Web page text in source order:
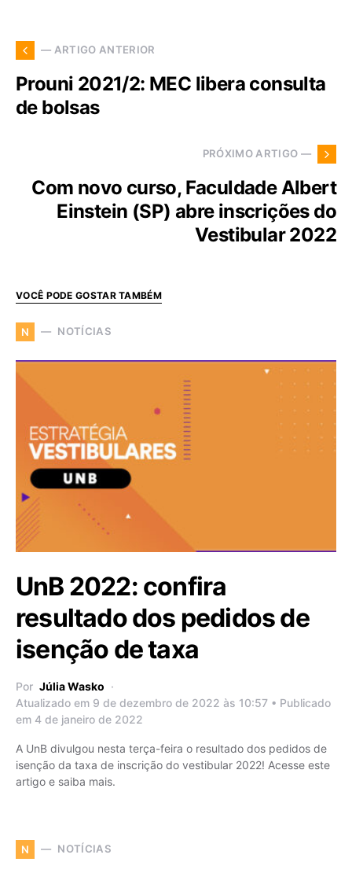
— ARTIGO ANTERIOR
Prouni 2021/2: MEC libera consulta
de bolsas
PRÓXIMO ARTIGO —
Com novo curso, Faculdade Albert
Einstein (SP) abre inscrições do
Vestibular 2022
VOCÊ PODE GOSTAR TAMBÉM
N NOTÍCIAS
UnB 2022: confira
resultado dos pedidos de
isenção de taxa
Por Júlia Wasko
Atualizado em 9 de dezembro de 2022 às 10:57 • Publicado
em 4 de janeiro de 2022
A UnB divulgou nesta terça-feira o resultado dos pedidos de
isenção da taxa de inscrição do vestibular 2022! Acesse este
artigo e saiba mais.
N NOTÍCIAS